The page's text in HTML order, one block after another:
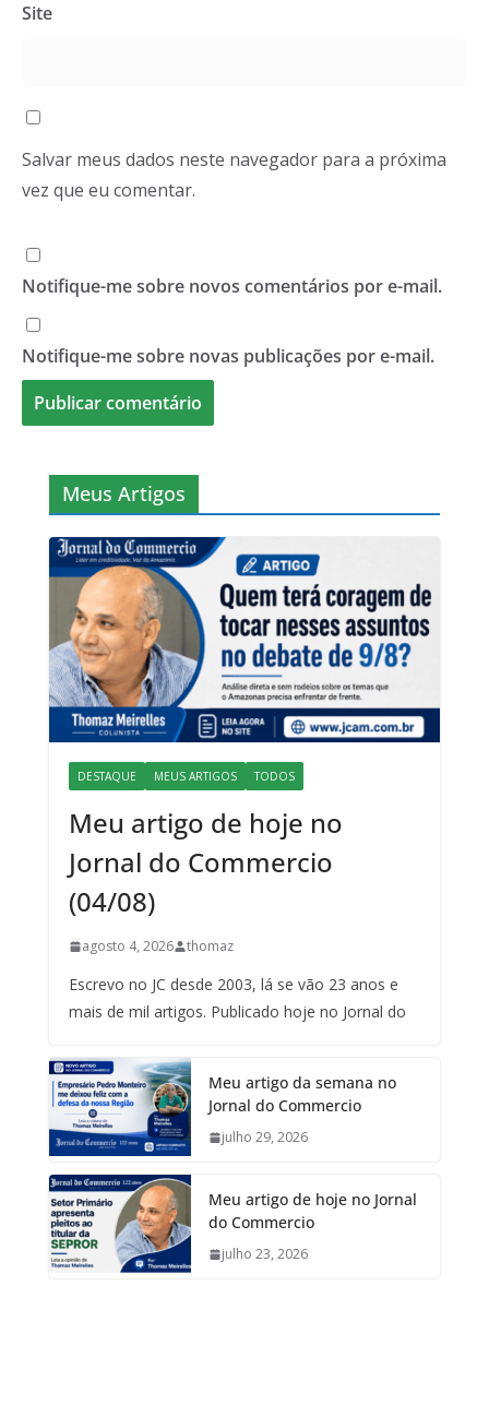
Site
Salvar meus dados neste navegador para a próxima
vez que eu comentar.
Notifique-me sobre novos comentários por e-mail.
Notifique-me sobre novas publicações por e-mail.
Meus Artigos
DESTAQUE MEUS ARTIGOS TODOS
Meu artigo de hoje no
Jornal do Commercio
(04/08)
agosto 4, 2026 thomaz
Escrevo no JC desde 2003, lá se vão 23 anos e
mais de mil artigos. Publicado hoje no Jornal do
Meu artigo da semana no
Jornal do Commercio
julho 29, 2026
Meu artigo de hoje no Jornal
do Commercio
julho 23, 2026